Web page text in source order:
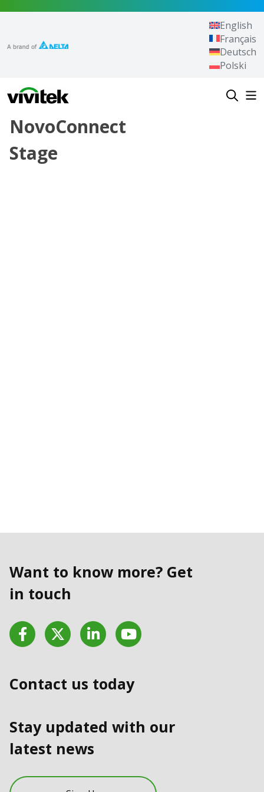
Vivitek
English
Français
Deutsch
Polski
NovoConnect
Stage
Want to know more? Get
in touch
FacebookTwitter LinkedInYouTube
Contact us today
Stay updated with our
latest news